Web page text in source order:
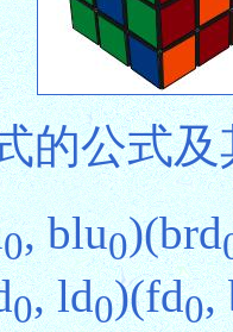
的公式
0, blu0)(brd
0, ld0)(fd0,